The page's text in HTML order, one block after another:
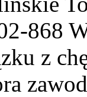
868
z